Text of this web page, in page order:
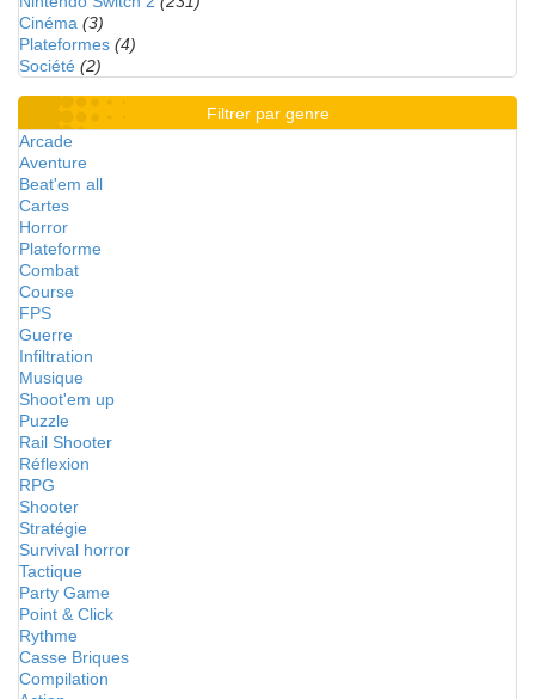
Cinéma (3)
Plateformes (4)
Société (2)
Filtrer par genre
Arcade
Aventure
Beat'em all
Cartes
Horror
Plateforme
Combat
Course
FPS
Guerre
Infiltration
Musique
Shoot'em up
Puzzle
Rail Shooter
Réflexion
RPG
Shooter
Stratégie
Survival horror
Tactique
Party Game
Point & Click
Rythme
Casse Briques
Compilation